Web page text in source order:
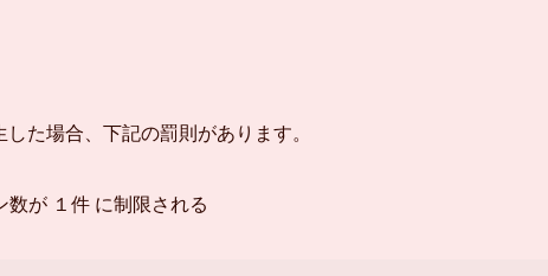
た場合、下記の罰則があります。
が １件 に制限される